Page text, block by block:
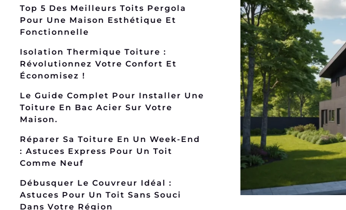
Top 5 Des Meilleurs Toits Pergola
Pour Une Maison Esthétique Et
Fonctionnelle
Isolation Thermique Toiture :
Révolutionnez Votre Confort Et
Économisez !
Le Guide Complet Pour Installer Une
Toiture En Bac Acier Sur Votre
Maison.
Réparer Sa Toiture En Un Week-End
: Astuces Express Pour Un Toit
Comme Neuf
Débusquer Le Couvreur Idéal :
Astuces Pour Un Toit Sans Souci
Dans Votre Région